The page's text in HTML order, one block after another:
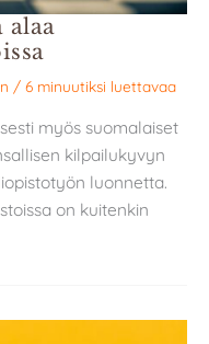
/ 6 minuutiksi luettavaa
myös suomalaiset
kilpailukyvyn
luonnetta.
on kuitenkin